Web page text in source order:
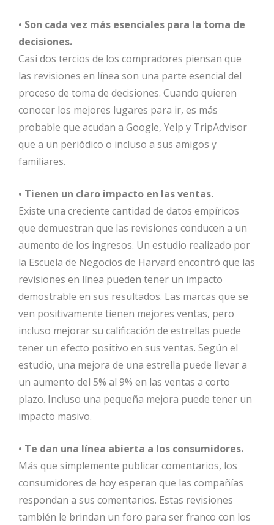
• Son cada vez más esenciales para la toma de
decisiones.
Casi dos tercios de los compradores piensan que
las revisiones en línea son una parte esencial del
proceso de toma de decisiones. Cuando quieren
conocer los mejores lugares para ir, es más
probable que acudan a Google, Yelp y TripAdvisor
que a un periódico o incluso a sus amigos y
familiares.
• Tienen un claro impacto en las ventas.
Existe una creciente cantidad de datos empíricos
que demuestran que las revisiones conducen a un
aumento de los ingresos. Un estudio realizado por
la Escuela de Negocios de Harvard encontró que las
revisiones en línea pueden tener un impacto
demostrable en sus resultados. Las marcas que se
ven positivamente tienen mejores ventas, pero
incluso mejorar su calificación de estrellas puede
tener un efecto positivo en sus ventas. Según el
estudio, una mejora de una estrella puede llevar a
un aumento del 5% al ​​9% en las ventas a corto
plazo. Incluso una pequeña mejora puede tener un
impacto masivo.
• Te dan una línea abierta a los consumidores.
Más que simplemente publicar comentarios, los
consumidores de hoy esperan que las compañías
respondan a sus comentarios. Estas revisiones
también le brindan un foro para ser franco con los